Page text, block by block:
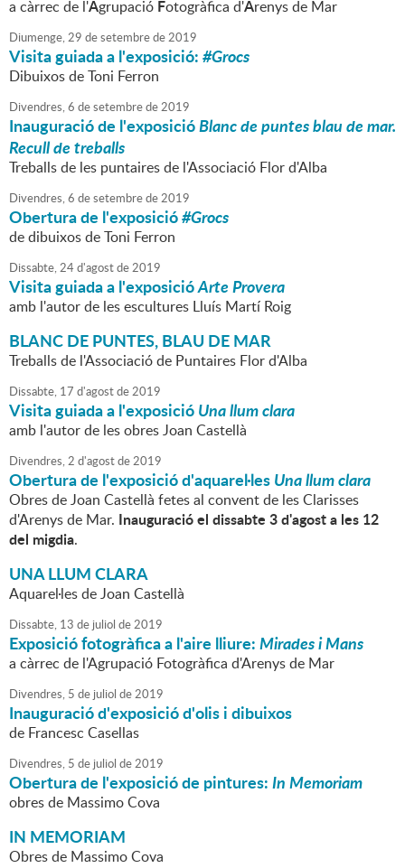
a càrrec de l'Agrupació Fotogràfica d'Arenys de Mar
Diumenge,29 desetembrede2019
Visita guiada a l'exposició:#Grocs
Dibuixos de Toni Ferron
Divendres,6 desetembrede2019
Inauguració de l'exposicióBlanc de puntes blau de mar.
Recull de treballs
Treballs de les puntaires de l'Associació Flor d'Alba
Divendres,6 desetembrede2019
Obertura de l'exposició#Grocs
de dibuixos de Toni Ferron
Dissabte,24d'agostde2019
Visita guiada a l'exposicióArte Provera
amb l'autor de les escultures Lluís Martí Roig
BLANC DE PUNTES, BLAU DE MAR
Treballs de l'Associació de Puntaires Flor d'Alba
Dissabte, 17 d'agostde2019
Visita guiada a l'exposicióUna llum clara
amb l'autor de les obres Joan Castellà
Divendres,2 d'agostde2019
Obertura de l'exposició d'aquarel·lesUna llum clara
Obres de Joan Castellà fetes al convent de les Clarisses
d'Arenys de Mar. Inauguració el dissabte 3 d'agost a les 12
del migdia.
UNA LLUM CLARA
Aquarel·les de Joan Castellà
Dissabte, 13 de juliol de2019
Exposició fotogràfica a l'aire lliure:Mirades i Mans
a càrrec de l'Agrupació Fotogràfica d'Arenys de Mar
Divendres, 5 de juliol de2019
Inauguració d'exposició d'olis i dibuixos
de Francesc Casellas
Divendres, 5 de juliol de2019
Obertura de l'exposició de pintures:In Memoriam
obres de Massimo Cova
IN MEMORIAM
Obres de Massimo Cova